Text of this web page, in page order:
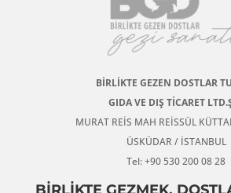
BİRLİKTE GEZEN DOSTLAR
GIDA VE DIŞ TİCARET
MURAT REİS MAH REİSSÜL
ÜSKÜDAR / İSTANBUL
Tel: +90 530 200 08 28